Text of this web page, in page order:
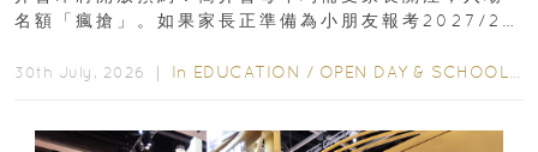
名額「瘋搶」。如果家長正準備為小朋友報考2027/28
30th July, 2026 ｜ In EDUCATION / OPEN DAY & SCHOOL EVENTS